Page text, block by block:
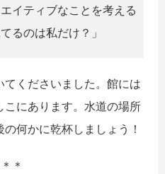
イティブなことを考える
るのは私だけ？」
くださいました。館には
にあります。水道の場所
何かに乾杯しましょう！
＊